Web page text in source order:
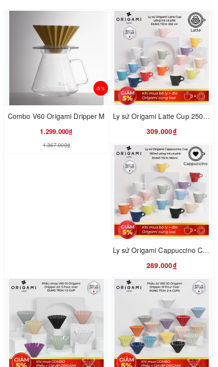
-5%
Combo V60 Origami Dripper M
1.299.000₫
1.367.000₫
Ly sứ Origami Latte Cup 250ml uống trà cà phê
309.000₫
Ly sứ Origami Cappuccino Cup 180ml uống trà cà phê
289.000₫